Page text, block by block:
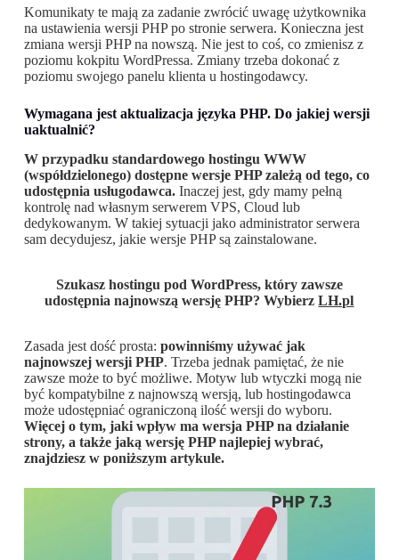
Komunikaty te mają za zadanie zwrócić uwagę użytkownika
na ustawienia wersji PHP po stronie serwera. Konieczna jest
zmiana wersji PHP na nowszą. Nie jest to coś, co zmienisz z
poziomu kokpitu WordPressa. Zmiany trzeba dokonać z
poziomu swojego panelu klienta u hostingodawcy.
Wymagana jest aktualizacja języka PHP. Do jakiej wersji
uaktualnić?
W przypadku standardowego hostingu WWW
(współdzielonego) dostępne wersje PHP zależą od tego, co
udostępnia usługodawca.Inaczej jest, gdy mamy pełną
kontrolę nad własnym serwerem VPS, Cloud lub
dedykowanym. W takiej sytuacji jako administrator serwera
sam decydujesz, jakie wersje PHP są zainstalowane.
Szukasz hostingu pod WordPress, który zawsze
udostępnia najnowszą wersję PHP? WybierzLH.pl
Zasada jest dość prosta: powinniśmy używać jak
najnowszej wersji PHP. Trzeba jednak pamiętać, że nie
zawsze może to być możliwe. Motyw lub wtyczki mogą nie
być kompatybilne z najnowszą wersją, lub hostingodawca
może udostępniać ograniczoną ilość wersji do wyboru.
Więcej o tym, jaki wpływ ma wersja PHP na działanie
strony, a także jaką wersję PHP najlepiej wybrać,
znajdziesz w poniższym artykule.